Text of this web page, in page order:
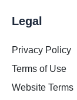
Legal
Privacy Policy
Terms of Use
Website Terms